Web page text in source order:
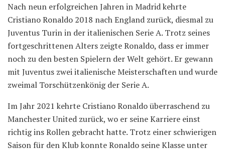
Nach neun erfolgreichen Jahren in Madrid kehrte
Cristiano Ronaldo 2018 nach England zurück, diesmal zu
Juventus Turin in der italienischen Serie A. Trotz seines
fortgeschrittenen Alters zeigte Ronaldo, dass er immer
noch zu den besten Spielern der Welt gehört. Er gewann
mit Juventus zwei italienische Meisterschaften und wurde
zweimal Torschützenkönig der Serie A.
Im Jahr 2021 kehrte Cristiano Ronaldo überraschend zu
Manchester United zurück, wo er seine Karriere einst
richtig ins Rollen gebracht hatte. Trotz einer schwierigen
Saison für den Klub konnte Ronaldo seine Klasse unter